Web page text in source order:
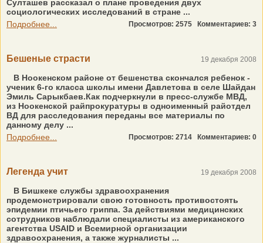
Султашев рассказал о плане проведения двух
социологических исследований в стране ...
Подробнее...
Просмотров: 2575 Комментариев: 3
Бешеные страсти 19 декабря 2008
В Ноокенском районе от бешенства скончался ребенок -
ученик 6-го класса школы имени Давлетова в селе Шайдан
Эмиль Сарыкбаев.Как подчеркнули в пресс-службе МВД,
из Ноокенской райпрокуратуры в одноименный райотдел
ВД для расследования переданы все материалы по
данному делу ...
Подробнее...
Просмотров: 2714 Комментариев: 0
Легенда учит 19 декабря 2008
В Бишкеке службы здравоохранения
продемонстрировали свою готовность противостоять
эпидемии птичьего гриппа. За действиями медицинских
сотрудников наблюдали специалисты из американского
агентства USAID и Всемирной организации
здравоохранения, а также журналисты ...